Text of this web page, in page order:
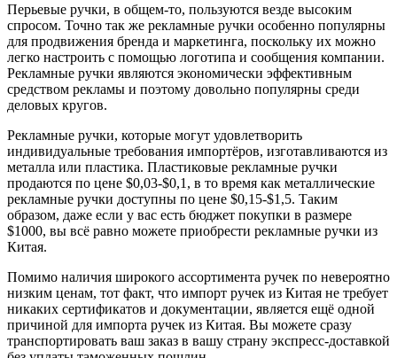
Перьевые ручки, в общем-то, пользуются везде высоким
спросом. Точно так же рекламные ручки особенно популярны
для продвижения бренда и маркетинга, поскольку их можно
легко настроить с помощью логотипа и сообщения компании.
Рекламные ручки являются экономически эффективным
средством рекламы и поэтому довольно популярны среди
деловых кругов.
Рекламные ручки, которые могут удовлетворить
индивидуальные требования импортёров, изготавливаются из
металла или пластика. Пластиковые рекламные ручки
продаются по цене $0,03-$0,1, в то время как металлические
рекламные ручки доступны по цене $0,15-$1,5. Таким
образом, даже если у вас есть бюджет покупки в размере
$1000, вы всё равно можете приобрести рекламные ручки из
Китая.
Помимо наличия широкого ассортимента ручек по невероятно
низким ценам, тот факт, что импорт ручек из Китая не требует
никаких сертификатов и документации, является ещё одной
причиной для импорта ручек из Китая. Вы можете сразу
транспортировать ваш заказ в вашу страну экспресс-доставкой